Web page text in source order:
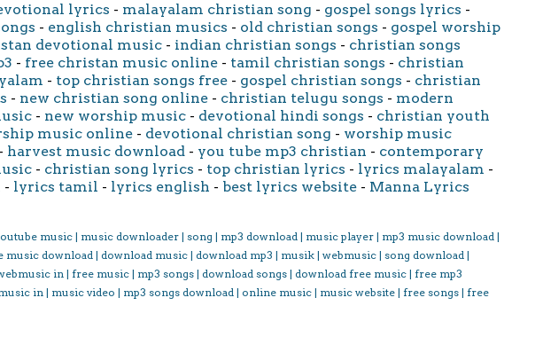
lyrics - malayalam christian song - gospel songs lyrics -
- english christian musics - old christian songs - gospel worship
devotional music - indian christian songs - christian songs
- free christan music online - tamil christian songs - christian
- top christian songs free - gospel christian songs - christian
- new christian song online - christian telugu songs - modern
- new worship music - devotional hindi songs - christian youth
music online - devotional christian song - worship music
- harvest music download - you tube mp3 christian - contemporary
- christian song lyrics - top christian lyrics - lyrics malayalam -
- lyrics tamil - lyrics english - best lyrics website - Manna Lyrics
music | music downloader | song | mp3 download | music player | mp3 music download |
music download | download music | download mp3 | musik | webmusic | song download |
in | free music | mp3 songs | download songs | download free music | free mp3
in | music video | mp3 songs download | online music | music website | free songs | free